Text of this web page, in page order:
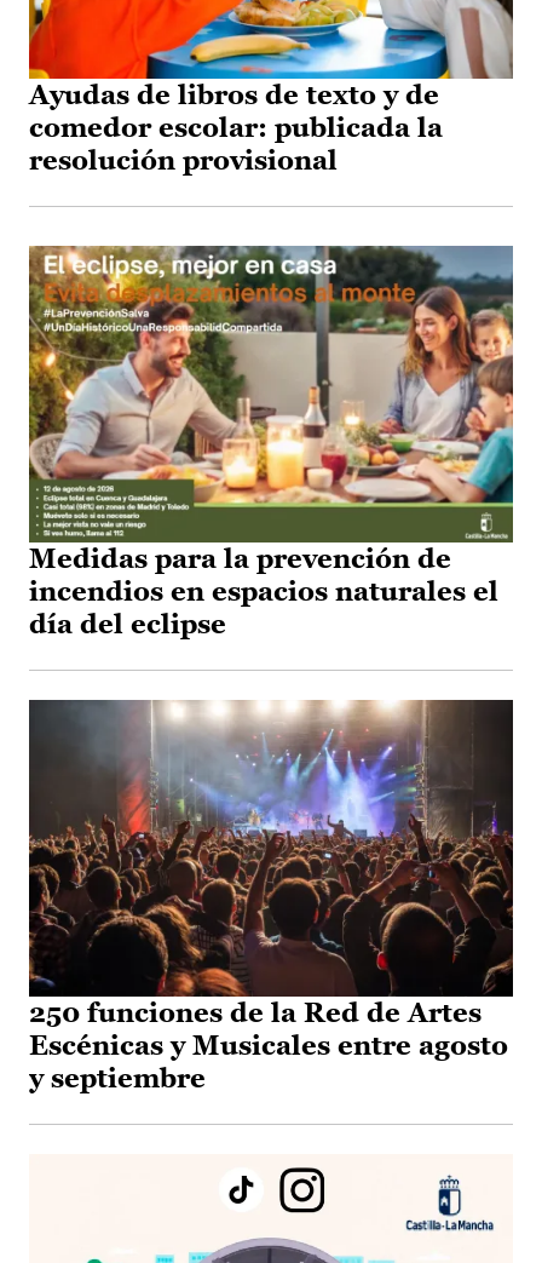
Ayudas de libros de texto y de
comedor escolar: publicada la
resolución provisional
Medidas para la prevención de
incendios en espacios naturales el
día del eclipse
250 funciones de la Red de Artes
Escénicas y Musicales entre agosto
y septiembre